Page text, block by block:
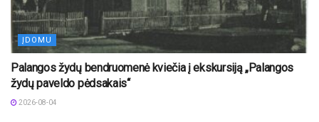
ĮDOMU
Palangos žydų bendruomenė kviečia į ekskursiją „Palangos
žydų paveldo pėdsakais“
2026-08-04